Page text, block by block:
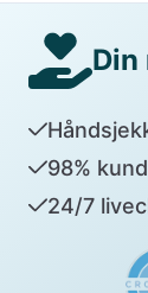
Din
98%
24/7